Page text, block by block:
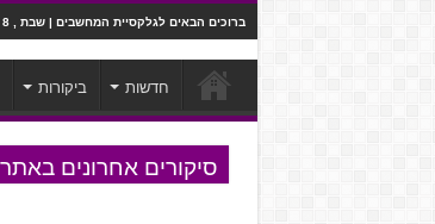
ברוכים הבאים לגלקסיית המחשבים | שבת , 8 באוגוסט 2026
חדשות ביקורות
סיקורים אחרונים באתר